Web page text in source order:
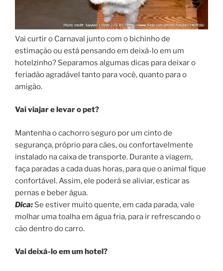
Vai curtir o Carnaval junto com o bichinho de
estimação ou está pensando em deixá-lo em um
hotelzinho? Separamos algumas dicas para deixar o
feriadão agradável tanto para você, quanto para o
amigão.
Vai viajar e levar o pet?
Mantenha o cachorro seguro por um cinto de
segurança, próprio para cães, ou confortavelmente
instalado na caixa de transporte. Durante a viagem,
faça paradas a cada duas horas, para que o animal fique
confortável. Assim, ele poderá se aliviar, esticar as
pernas e beber água.
Dica: Se estiver muito quente, em cada parada, vale
molhar uma toalha em água fria, para ir refrescando o
cão dentro do carro.
Vai deixá-lo em um hotel?